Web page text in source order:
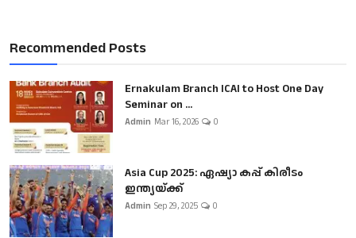
Recommended Posts
Ernakulam Branch ICAI to Host One Day
Seminar on ...
Admin Mar 16, 2026 0
Asia Cup 2025: ഏഷ്യാ കപ്പ് കിരീടം
ഇന്ത്യയ്ക്ക്
Admin Sep 29, 2025 0